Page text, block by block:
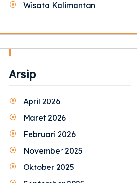
Wisata Kalimantan
Arsip
April 2026
Maret 2026
Februari 2026
November 2025
Oktober 2025